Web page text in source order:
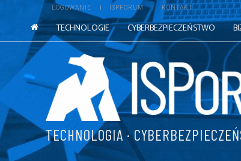
LOGOWANIE ISPFORUM KONTAKT
TECHNOLOGIE CYBERBEZPIECZEŃSTWO
TECHNOLOGIA ·